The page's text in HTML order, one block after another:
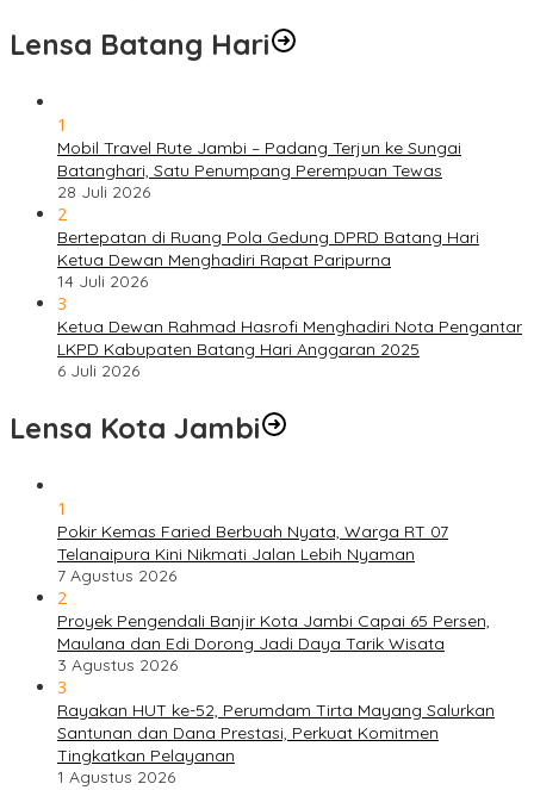
Lensa Batang Hari
1
Mobil Travel Rute Jambi – Padang Terjun ke Sungai
Batanghari, Satu Penumpang Perempuan Tewas
28 Juli 2026
2
Bertepatan di Ruang Pola Gedung DPRD Batang Hari
Ketua Dewan Menghadiri Rapat Paripurna
14 Juli 2026
3
Ketua Dewan Rahmad Hasrofi Menghadiri Nota Pengantar
LKPD Kabupaten Batang Hari Anggaran 2025
6 Juli 2026
Lensa Kota Jambi
1
Pokir Kemas Faried Berbuah Nyata, Warga RT 07
Telanaipura Kini Nikmati Jalan Lebih Nyaman
7 Agustus 2026
2
Proyek Pengendali Banjir Kota Jambi Capai 65 Persen,
Maulana dan Edi Dorong Jadi Daya Tarik Wisata
3 Agustus 2026
3
Rayakan HUT ke-52, Perumdam Tirta Mayang Salurkan
Santunan dan Dana Prestasi, Perkuat Komitmen
Tingkatkan Pelayanan
1 Agustus 2026